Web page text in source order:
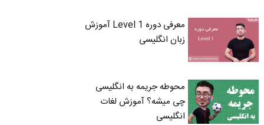
معرفی دوره Level 1 آموزش
زبان انگلیسی
محوطه جریمه به انگلیسی
چی میشه؟ آموزش لغات
انگلیسی